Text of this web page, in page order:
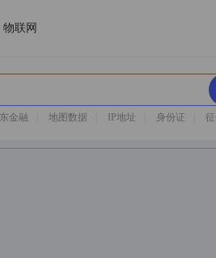
物联网
金融 地图数据 IP地址 身份证